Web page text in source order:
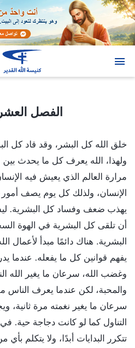
الفصل
خلق الله كل البشر، وقد قاد كل
ولهذا، الله يعرف كل ما يحدث
مرارة العالم الذي يعيش فيه
الإنسان، ولذلك كل يوم يصف أمور
يهذب ضعف وفساد كل البشرية.
أن تلقى كل البشرية في الهوة
البشرية. هناك دائمًا مبدأ لأعمال
يفهم قوانين كل ما يفعله. عندما
وغضب الله، سرعان ما يغير الله
والمحبة، لكن عندما يعرف الناس
سرعان ما يغير نغمته مرة ثانية،
التناول كما لو كانت دجاجة حية.
تتكرر البدايات أبدًا، ولا يتكلم